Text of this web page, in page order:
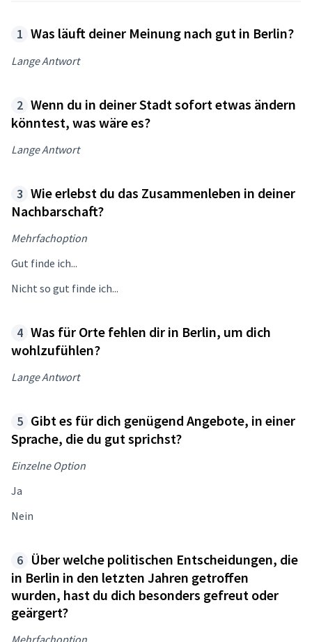
Was läuft deiner Meinung nach gut in Berlin?
Lange Antwort
Wenn du in deiner Stadt sofort etwas ändern
könntest, was wäre es?
Lange Antwort
Wie erlebst du das Zusammenleben in deiner
Nachbarschaft?
Mehrfachoption
Gut finde ich...
Nicht so gut finde ich...
Was für Orte fehlen dir in Berlin, um dich
wohlzufühlen?
Lange Antwort
Gibt es für dich genügend Angebote, in einer
Sprache, die du gut sprichst?
Einzelne Option
Ja
Nein
Über welche politischen Entscheidungen, die
in Berlin in den letzten Jahren getroffen
wurden, hast du dich besonders gefreut oder
geärgert?
Mehrfachoption